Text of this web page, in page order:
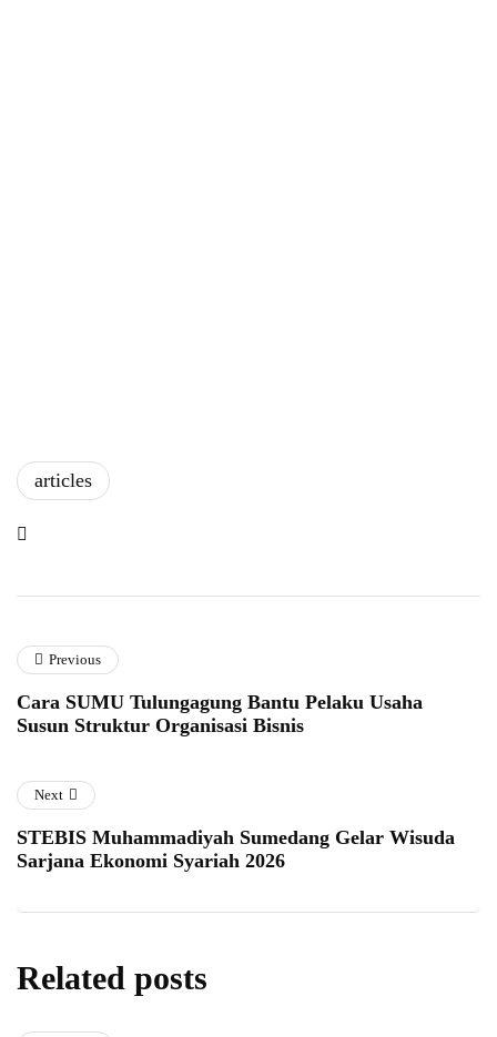
articles
Previous
Cara SUMU Tulungagung Bantu Pelaku Usaha
Susun Struktur Organisasi Bisnis
Next
STEBIS Muhammadiyah Sumedang Gelar Wisuda
Sarjana Ekonomi Syariah 2026
Related posts